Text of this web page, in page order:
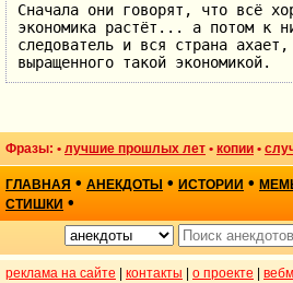
Сначала они говорят, что всё
экономика растёт... а потом к
следователь и вся страна
выращенного такой экономикой.
Фразы: • лучшие прошлых лет • копии •
ГЛАВНАЯ • АНЕКДОТЫ • ИСТОРИИ •
СТИШКИ •
реклама на сайте контакты о проекте